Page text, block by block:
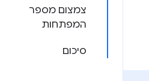
צמצום מספר
המפתחות
סיכום